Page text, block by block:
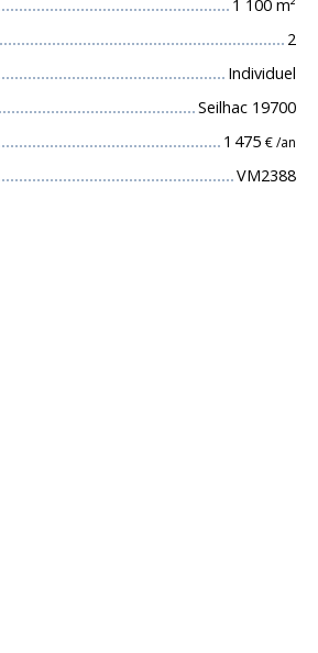
1 100 m²
2
Individuel
Seilhac 19700
1 475 € /an
VM2388